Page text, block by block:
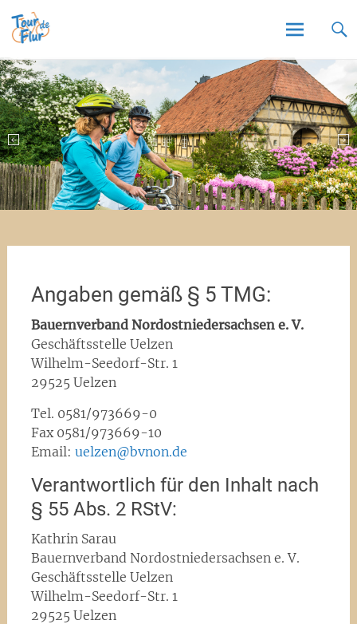
Skip
to
content
Angaben gemäß § 5 TMG:
Bauernverband Nordostniedersachsen e. V.
Geschäftsstelle Uelzen
Wilhelm-Seedorf-Str. 1
29525 Uelzen
Tel. 0581/973669-0
Fax 0581/973669-10
Email: uelzen@bvnon.de
Verantwortlich für den Inhalt nach
§ 55 Abs. 2 RStV:
Kathrin Sarau
Bauernverband Nordostniedersachsen e. V.
Geschäftsstelle Uelzen
Wilhelm-Seedorf-Str. 1
29525 Uelzen